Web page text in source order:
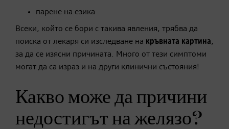
парене на езика
Всеки, който се бори с такива явления, трябва да
поиска от лекаря си изследване на кръвната картина,
за да се изясни причината. Много от тези симптоми
могат да са израз и на други клинични състояния!
Какво може да причини
недостигът на желязо?